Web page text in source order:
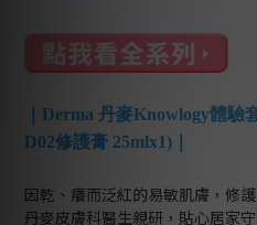
｜Derma 丹麥Knowlogy體驗
D02修護膏 25mlx1)｜
因乾、癢而泛紅的易敏肌膚，修
丹麥皮膚科醫生親研，貼心居家